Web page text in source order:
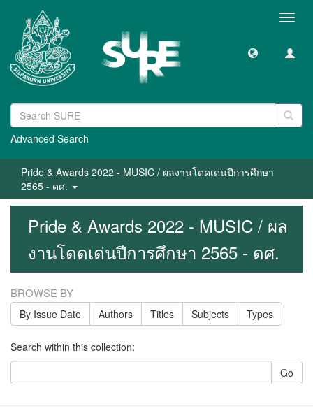
Advanced Search
Pride & Awards 2022 - MUSIC / ผลงานโดดเด่นปีการศึกษา
2565 - ดศ.
Pride & Awards 2022 - MUSIC / ผล
งานโดดเด่นปีการศึกษา 2565 - ดศ.
BROWSE BY
By Issue Date Authors Titles Subjects Types
Search within this collection:
Go